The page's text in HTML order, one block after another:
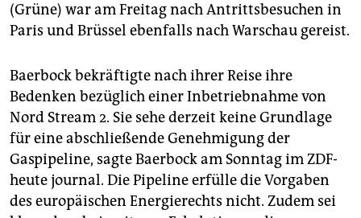
(Grüne) war am Freitag nach Antrittsbesuchen in
Paris und Brüssel ebenfalls nach Warschau gereist.
Baerbock bekräftigte nach ihrer Reise ihre
Bedenken bezüglich einer Inbetriebnahme von
Nord Stream 2. Sie sehe derzeit keine Grundlage
für eine abschließende Genehmigung der
Gaspipeline, sagte Baerbock am Sonntag im ZDF-
heute journal. Die Pipeline erfülle die Vorgaben
des europäischen Energierechts nicht. Zudem sei